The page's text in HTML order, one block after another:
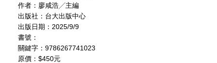
作者：廖咸浩╱主編
出版社：台大出版中心
出版日期：2025/9/9
書號：
關鍵字：9786267741023
原價：$450元